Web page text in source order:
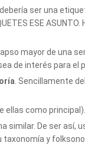
ser una
ESE
mayor de una
de interés para el
. Sencillamente
ellas como principal).
similar. De ser así,
taxonomía y